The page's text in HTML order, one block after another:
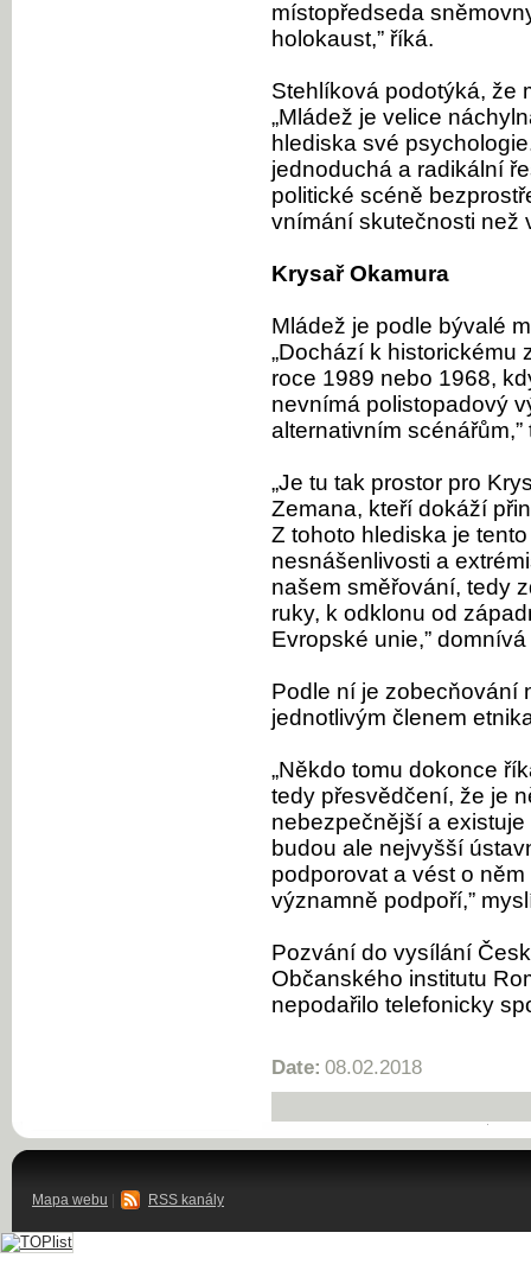
místopředseda
holokaust,” říká.
Stehlíková podotýká, že
„Mládež je velice
hlediska své
jednoduchá a radikální
politické scéně
vnímání skutečnosti než
Krysař Okamura
Mládež je podle bývalé
„Dochází k historickému
roce 1989 nebo 1968,
nevnímá polistopadový
alternativním
„Je tu tak prostor pro
Zemana, kteří dokáží
Z tohoto hlediska je
nesnášenlivosti a
našem směřování, tedy
ruky, k odklonu od
Evropské unie,”
Podle ní je zobecňování
jednotlivým členem
„Někdo tomu dokonce
tedy přesvědčení, že je
nebezpečnější a
budou ale nejvyšší
podporovat a vést o
významně podpoří,”
Pozvání do vysílání
Občanského institutu
nepodařilo telefonicky
Date: 08.02.2018
Mapa webu RSS kanály